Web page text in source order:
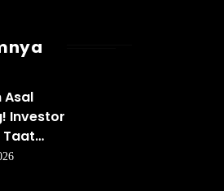
Asal
Investor
Taat…